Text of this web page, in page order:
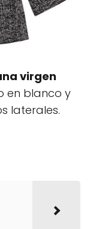
virgen
en blanco y
laterales.